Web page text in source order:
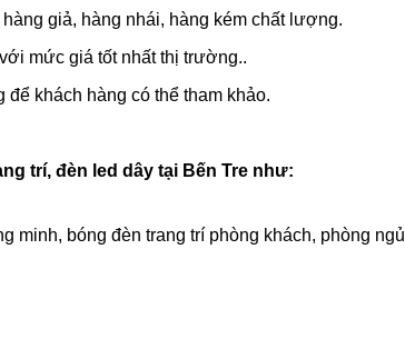
giả, hàng nhái, hàng kém chất lượng.
mức giá tốt nhất thị trường..
để khách hàng có thể tham khảo.
trí, đèn led dây tại Bến Tre như:
minh, bóng đèn trang trí phòng khách, phòng ngủ